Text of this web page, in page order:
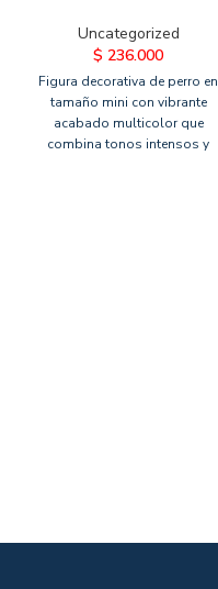
Uncategorized
$ 236.000
Figura decorativa de perro en
tamaño mini con vibrante
acabado multicolor que
combina tonos intensos y